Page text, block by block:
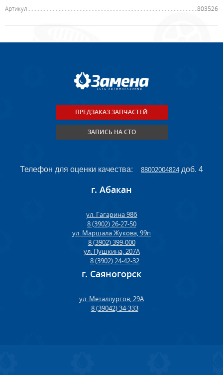
Артикул
803526
ПРЕДЗАКАЗ ЗАПЧАСТЕЙ
ЗАПИСЬ НА СТО
Телефон для оценки качества: 88002004824доб. 4
г. Абакан
ул. Гагарина 98б
8 (3902) 26-27-50
ул. Маршала Жукова, 99п
8 (3902) 399-000
ул. Пушкина, 207А
8 (3902) 24-42-32
г. Саяногорск
ул. Металлургов, 29А
8 (39042) 34-333